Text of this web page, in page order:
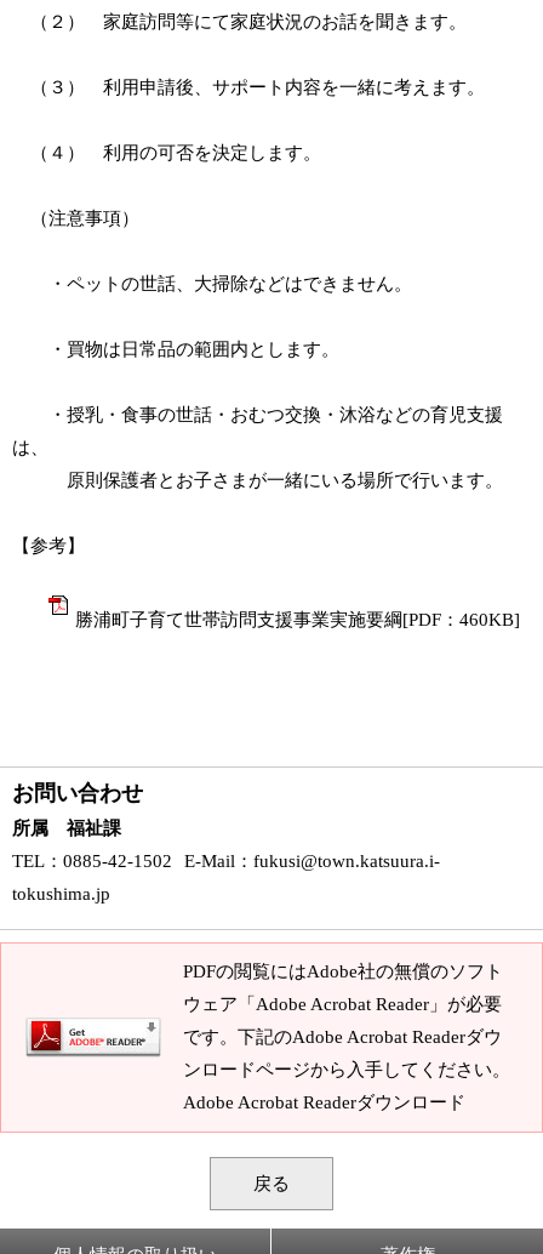
（２） 家庭訪問等にて家庭状況のお話を聞きます。
（３） 利用申請後、サポート内容を一緒に考えます。
（４） 利用の可否を決定します。
（注意事項）
・ペットの世話、大掃除などはできません。
・買物は日常品の範囲内とします。
・授乳・食事の世話・おむつ交換・沐浴などの育児支援
は、
原則保護者とお子さまが一緒にいる場所で行います。
【参考】
勝浦町子育て世帯訪問支援事業実施要綱[PDF：460KB]
お問い合わせ
所属 福祉課
TEL ：0885-42-1502 E-Mail ： fukusi@town.katsuura.i-
tokushima.jp
PDFの閲覧にはAdobe社の無償のソフト
ウェア「Adobe Acrobat Reader」が必要
です。下記のAdobe Acrobat Readerダウ
ンロードページから入手してください。
Adobe Acrobat Readerダウンロード
戻る